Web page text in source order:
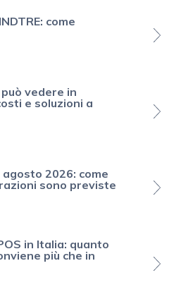
come
vedere in
e soluzioni a
2026: come
sono previste
in Italia: quanto
più che in